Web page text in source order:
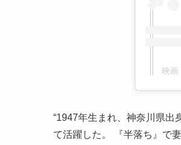
映画
“1947年生まれ、神奈川県出
て活躍した。 『半落ち』で